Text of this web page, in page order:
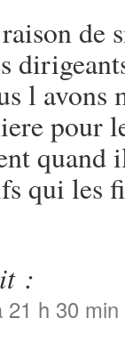
de
l avons
pour
quand
qui les
:
21 h 30 min